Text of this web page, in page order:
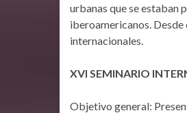
urbanas que se estaban
iberoamericanos. Desde
internacionales.
XVI SEMINARIO
Objetivo general: